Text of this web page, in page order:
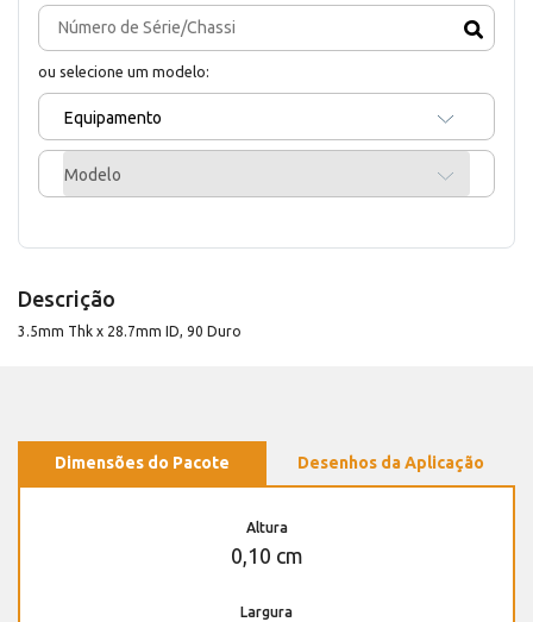
ou selecione um modelo:
Equipamento
Modelo
Descrição
3.5mm Thk x 28.7mm ID, 90 Duro
Dimensões do Pacote Desenhos da Aplicação
Altura
0,10 cm
Largura